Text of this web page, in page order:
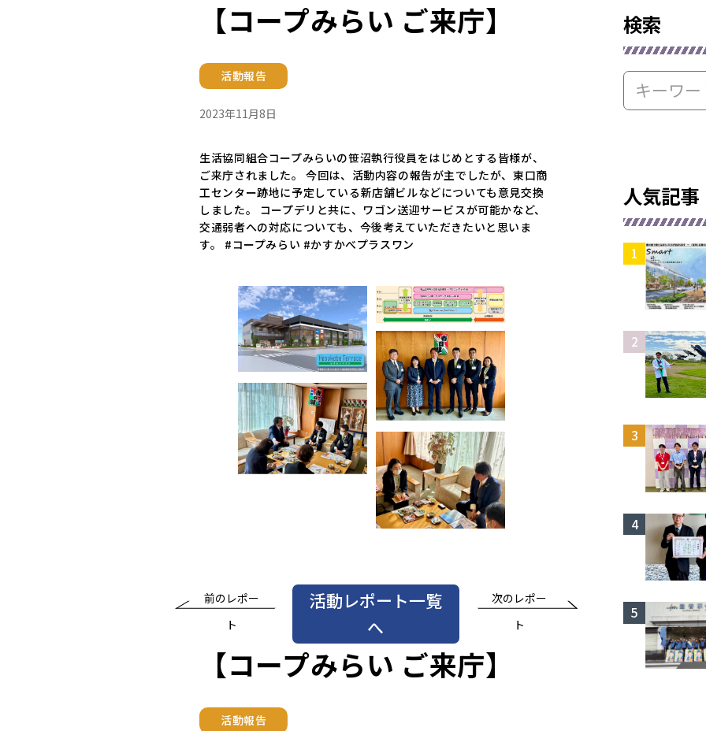
【コープみらい ご来庁】
活動報告
2023年11月8日
生活協同組合コープみらいの笹沼執行役員をはじめとする皆様が、
ご来庁されました。 今回は、活動内容の報告が主でしたが、東口商
工センター跡地に予定している新店舗ビルなどについても意見交換
しました。 コープデリと共に、ワゴン送迎サービスが可能かなど、
交通弱者への対応についても、今後考えていただきたいと思いま
す。 #コープみらい #かすかべプラスワン
前のレポー
ト
活動レポート一覧
へ
次のレポー
ト
【コープみらい ご来庁】
活動報告
検索
人気記事